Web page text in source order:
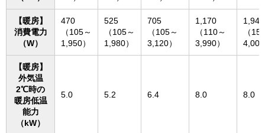
【暖房】
消費電力
（W）
470
（105～
1,950）
525
（105～
1,980）
705
（105～
3,120）
1,170
（110～
3,990）
1,940
（
【暖房】
外気温
2℃時の
暖房低温
能力
（kW）
5.0 5.2 6.4 8.0 8.0